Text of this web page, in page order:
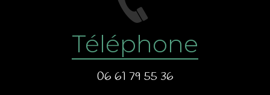
Téléphone
06 61 79 55 36